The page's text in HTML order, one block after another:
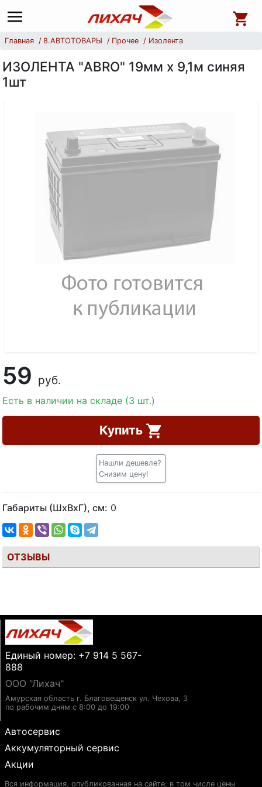
Главная 8.АВТОТОВАРЫ Прочее Изолента
ИЗОЛЕНТА "ABRO" 19мм х 9,1м синяя
1шт
59 руб.
Есть в наличии на складе (3 шт.)
Купить
Нашли дешевле?
Снизим цену!
Габариты (ШхВхГ), см: 0
ОТЗЫВЫ
Единый номер: +7 914 5 567-
888
ООО "Лихач"
Амурская область г. Благовещенск ул. Чехова, 3
по рабочим дням с 8:00 до 19:00
Автосервис
Аккумуляторный сервис
Акции
Вся информация, опубликованная на сайте, в том числе цены